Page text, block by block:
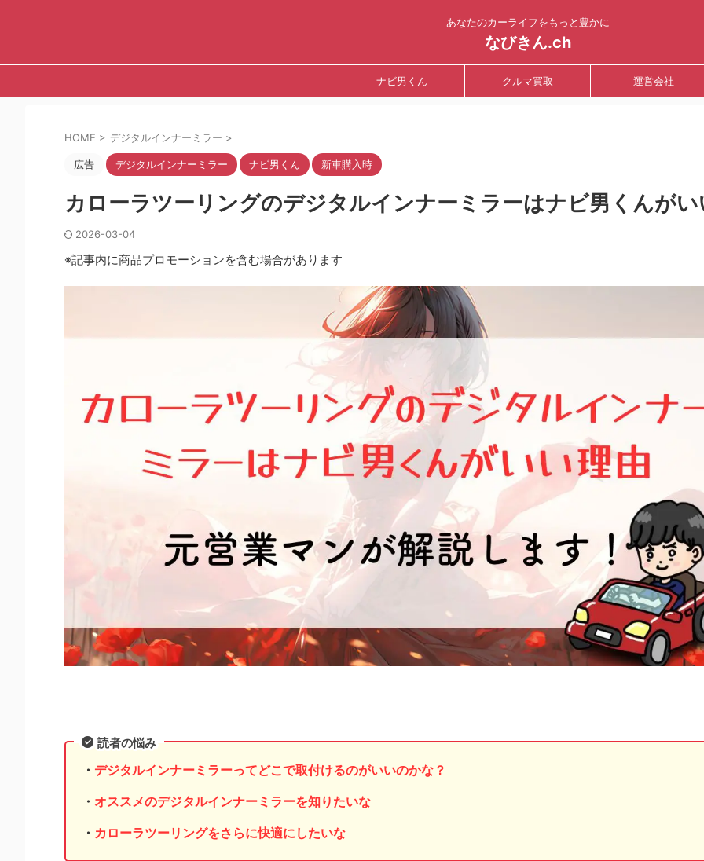
あなたのカーライフをもっと豊かに
なびきん.ch
ナビ男くん クルマ買取 運営会社
HOME > デジタルインナーミラー >
広告 デジタルインナーミラー ナビ男くん 新車購入時
カローラツーリングのデジタルインナーミラーはナビ男くんがい
2026-03-04
※記事内に商品プロモーションを含む場合があります
読者の悩み
・ デジタルインナーミラーってどこで取付けるのがいいのかな？
・ オススメのデジタルインナーミラーを知りたいな
・ カローラツーリングをさらに快適にしたいな